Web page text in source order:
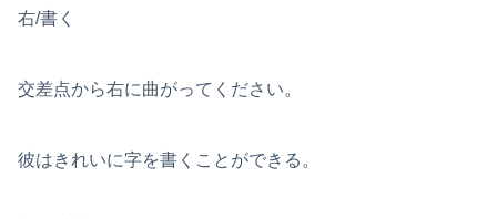
右/書く
交差点から右に曲がってください。
彼はきれいに字を書くことができる。